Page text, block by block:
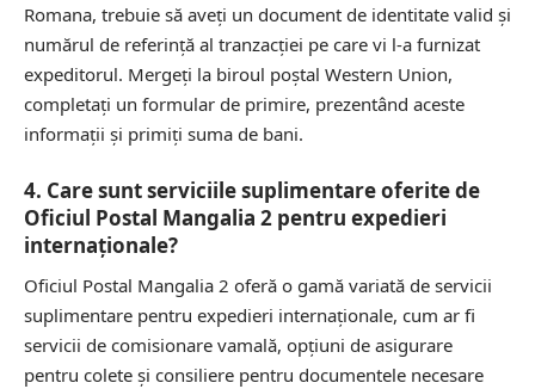
Romana, trebuie să aveți un document de identitate valid și
numărul de referință al tranzacției pe care vi l-a furnizat
expeditorul. Mergeți la biroul poștal Western Union,
completați un formular de primire, prezentând aceste
informații și primiți suma de bani.
4. Care sunt serviciile suplimentare oferite de
Oficiul Postal Mangalia 2 pentru expedieri
internaționale?
Oficiul Postal Mangalia 2 oferă o gamă variată de servicii
suplimentare pentru expedieri internaționale, cum ar fi
servicii de comisionare vamală, opțiuni de asigurare
pentru colete și consiliere pentru documentele necesare